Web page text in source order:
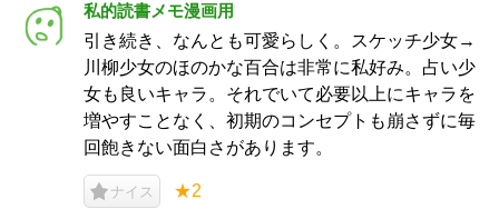
私的読書メモ漫画用
引き続き、なんとも可愛らしく。スケッチ少女→
川柳少女のほのかな百合は非常に私好み。占い少
女も良いキャラ。それでいて必要以上にキャラを
増やすことなく、初期のコンセプトも崩さずに毎
回飽きない面白さがあります。
ナイス ★2